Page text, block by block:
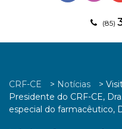
(85)
CRF-CE > Notícias >
Presidente do CRF-CE,
especial do farmacêutico,